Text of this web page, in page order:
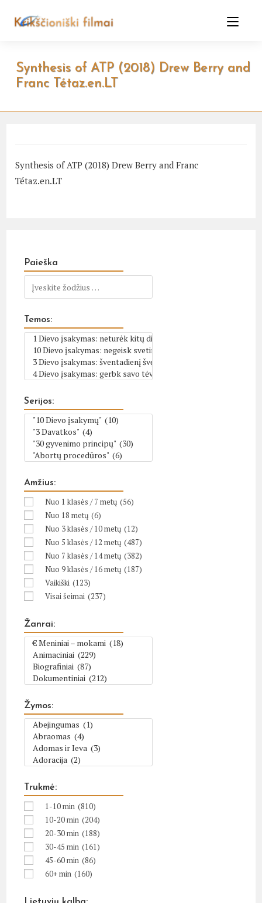
Synthesis of ATP (2018) Drew Berry and
Franc Tétaz.en.LT
Synthesis of ATP (2018) Drew Berry and Franc
Tétaz.en.LT
Paieška
Temos:
Serijos:
Amžius:
Nuo 1 klasės / 7 metų (56)
Nuo 18 metų (6)
Nuo 3 klasės / 10 metų (12)
Nuo 5 klasės / 12 metų (487)
Nuo 7 klasės / 14 metų (382)
Nuo 9 klasės / 16 metų (187)
Vaikiški (123)
Visai šeimai (237)
Žanrai:
Žymos:
Trukmė:
1-10 min (810)
10-20 min (204)
20-30 min (188)
30-45 min (161)
45-60 min (86)
60+ min (160)